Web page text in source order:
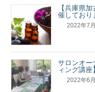
【兵庫県
催しており
2022年7
サロンオー
ィング講座
2022年6